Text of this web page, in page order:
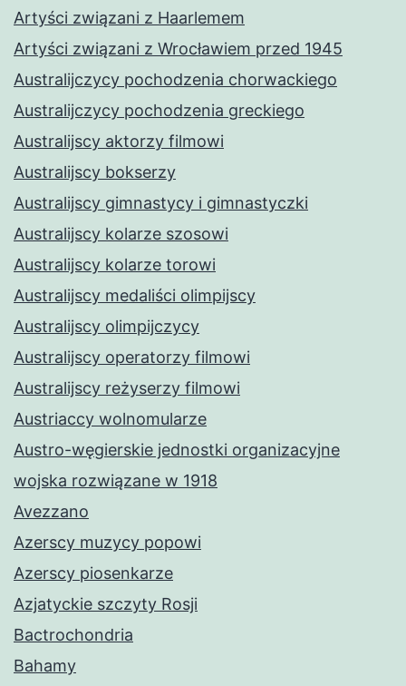
Artyści związani z Haarlemem
Artyści związani z Wrocławiem przed 1945
Australijczycy pochodzenia chorwackiego
Australijczycy pochodzenia greckiego
Australijscy aktorzy filmowi
Australijscy bokserzy
Australijscy gimnastycy i gimnastyczki
Australijscy kolarze szosowi
Australijscy kolarze torowi
Australijscy medaliści olimpijscy
Australijscy olimpijczycy
Australijscy operatorzy filmowi
Australijscy reżyserzy filmowi
Austriaccy wolnomularze
Austro-węgierskie jednostki organizacyjne
wojska rozwiązane w 1918
Avezzano
Azerscy muzycy popowi
Azerscy piosenkarze
Azjatyckie szczyty Rosji
Bactrochondria
Bahamy